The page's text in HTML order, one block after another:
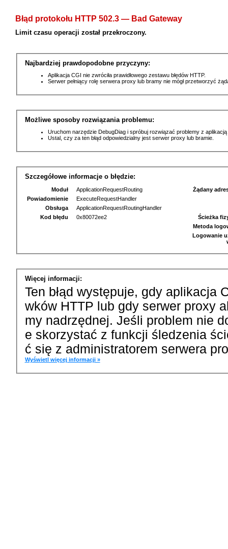
Błąd protokołu HTTP 502.3 — Bad Gateway
Limit czasu operacji został przekroczony.
Najbardziej prawdopodobne przyczyny:
Aplikacja CGI nie zwróciła prawidłowego zestawu błędów HTTP.
Serwer pełniący rolę serwera proxy lub bramy nie mógł przetworzyć
Możliwe sposoby rozwiązania problemu:
Uruchom narzędzie DebugDiag i spróbuj rozwiązać problemy z
Ustal, czy za ten błąd odpowiedzialny jest serwer proxy lub bramie.
Szczegółowe informacje o błędzie:
Moduł
ApplicationRequestRouting
Powiadomienie
ExecuteRequestHandler
Obsługa
ApplicationRequestRoutingHandler
Kod błędu
0x80072ee2
Żądany
Ścieżka
Metoda
Logowanie
Więcej informacji:
Ten błąd występuje, gdy aplikacja
wków HTTP lub gdy serwer proxy
my nadrzędnej. Jeśli problem nie
e skorzystać z funkcji śledzenia
ć się z administratorem serwera
Wyświetl więcej informacji »